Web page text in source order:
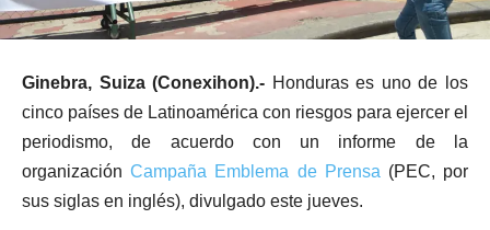
Ginebra, Suiza (Conexihon).- Honduras es uno de los
cinco países de Latinoamérica con riesgos para ejercer el
periodismo, de acuerdo con un informe de la
organizaciónCampaña Emblema de Prensa (PEC, por
sus siglas en inglés), divulgado este jueves.